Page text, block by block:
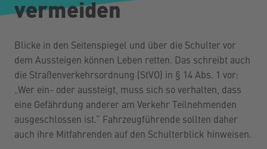
vermeiden
Blicke in den Seitenspiegel und über die Schulter vor
dem Aussteigen können Leben retten. Das schreibt auch
die Straßenverkehrsordnung (StVO) in § 14 Abs. 1 vor:
„Wer ein- oder aussteigt, muss sich so verhalten, dass
eine Gefährdung anderer am Verkehr Teilnehmenden
ausgeschlossen ist.“ Fahrzeugführende sollten daher
auch ihre Mitfahrenden auf den Schulterblick hinweisen.